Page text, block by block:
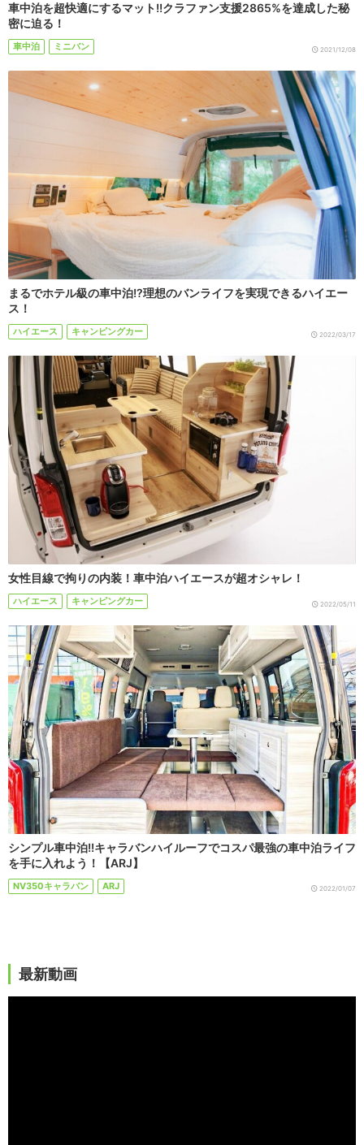
車中泊を超快適にするマット!!クラファン支援2865%を達成した秘
密に迫る！
車中泊 ミニバン 2021/12/08
まるでホテル級の車中泊!?理想のバンライフを実現できるハイエー
ス！
ハイエース キャンピングカー 2022/03/17
女性目線で拘りの内装！車中泊ハイエースが超オシャレ！
ハイエース キャンピングカー 2022/05/11
シンプル車中泊!!キャラバンハイルーフでコスパ最強の車中泊ライフ
を手に入れよう！【ARJ】
NV350キャラバン ARJ 2022/01/07
最新動画